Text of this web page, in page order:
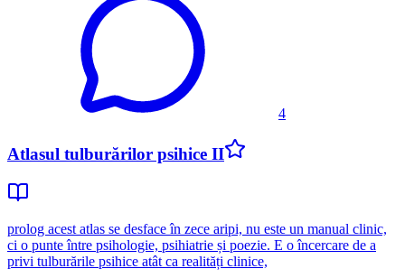
4
Atlasul tulburărilor psihice II
prolog acest atlas se desface în zece aripi, nu este un manual clinic,
ci o punte între psihologie, psihiatrie și poezie. E o încercare de a
privi tulburările psihice atât ca realități clinice,